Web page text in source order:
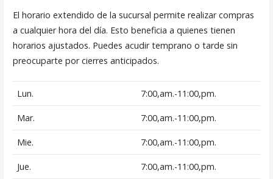
El horario extendido de la sucursal permite realizar compras
a cualquier hora del día. Esto beneficia a quienes tienen
horarios ajustados. Puedes acudir temprano o tarde sin
preocuparte por cierres anticipados.
Lun. 7:00,am.-11:00,pm.
Mar. 7:00,am.-11:00,pm.
Mie. 7:00,am.-11:00,pm.
Jue. 7:00,am.-11:00,pm.